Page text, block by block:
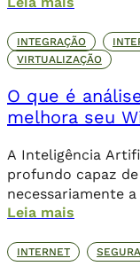
INTEGRAÇÃO
VIRTUALIZAÇÃO
O que é
melhora seu
A Inteligência
profundo capaz
necessariamente
direta.
Leia mais
INTERNET